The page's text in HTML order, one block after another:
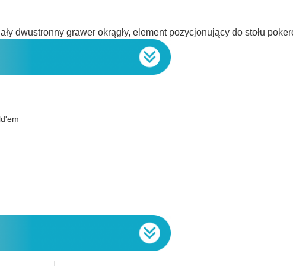
dwustronny grawer okrągły, element pozycjonujący do stołu